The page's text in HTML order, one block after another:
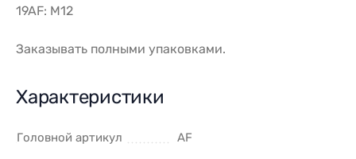
19AF: M12
Заказывать полными упаковками.
Характеристики
Головной артикул AF